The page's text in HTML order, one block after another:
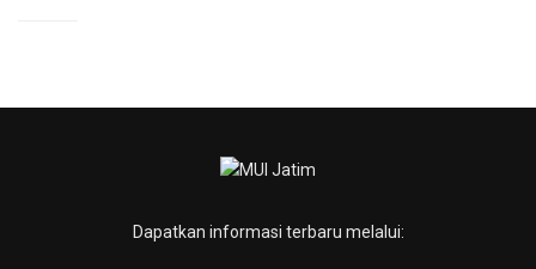
Dapatkan informasi terbaru melalui: